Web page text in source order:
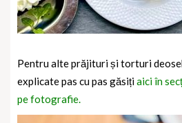
Pentru alte prăjituri și torturi
explicate pas cu pas găsițiaici în
pe fotografie.